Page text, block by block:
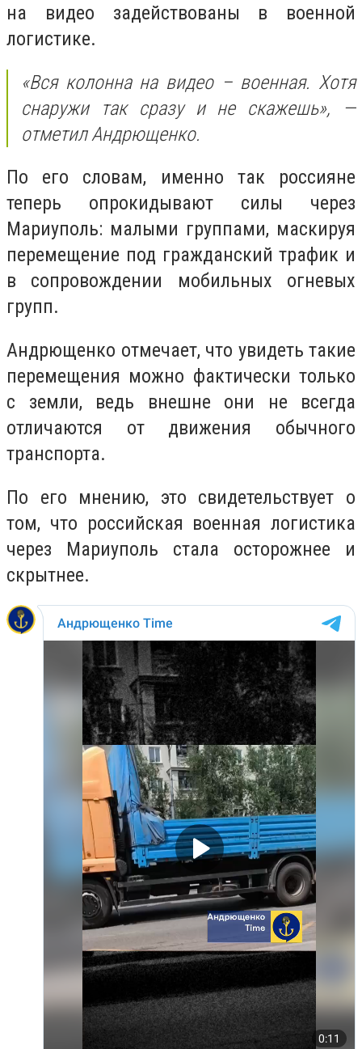
на видео задействованы в военной
логистике.
«Вся колонна на видео – военная. Хотя
снаружи так сразу и не скажешь», —
отметил Андрющенко.
По его словам, именно так россияне
теперь опрокидывают силы через
Мариуполь: малыми группами, маскируя
перемещение под гражданский трафик и
в сопровождении мобильных огневых
групп.
Андрющенко отмечает, что увидеть такие
перемещения можно фактически только
с земли, ведь внешне они не всегда
отличаются от движения обычного
транспорта.
По его мнению, это свидетельствует о
том, что российская военная логистика
через Мариуполь стала осторожнее и
скрытнее.